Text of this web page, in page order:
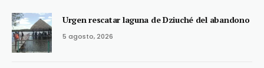
Urgen rescatar laguna de Dziuché del abandono
5 agosto, 2026